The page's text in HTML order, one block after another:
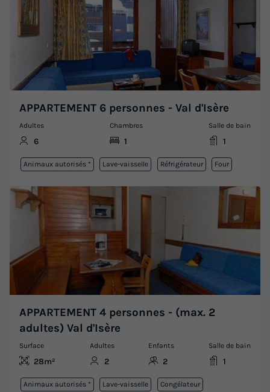
APPARTEMENT 6 personnes - Val d'Isère
Adultes
6
Chambres
1
Salle de bain
1
Animaux autorisés * Lave-vaisselle Réfrigérateur Four
APPARTEMENT 4 personnes - (max. 2
adultes) Val d'Isère
Surface
28m²
Adultes
2
Enfants
2
Salle de bain
1
Animaux autorisés * Lave-vaisselle Congélateur